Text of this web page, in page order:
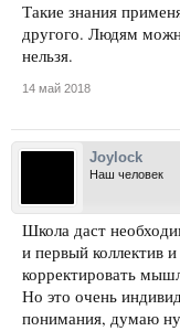
Такие знания
другого. Людям
нельзя.
14 май 2018
Joylock
Наш человек
Школа даст
и первый коллектив
корректировать
Но это очень
понимания, думаю